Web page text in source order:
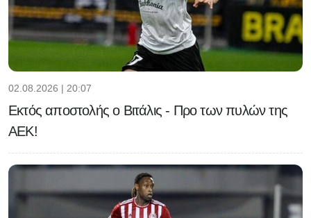
02.08.2026 | 20:07
Εκτός αποστολής ο Βιτάλις - Προ των πυλών της
ΑΕΚ!